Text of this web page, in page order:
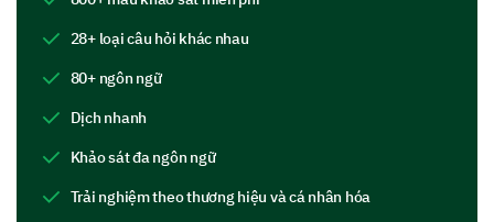
28+ loại câu hỏi khác nhau
80+ ngôn ngữ
Dịch nhanh
Khảo sát đa ngôn ngữ
Trải nghiệm theo thương hiệu và cá nhân hóa